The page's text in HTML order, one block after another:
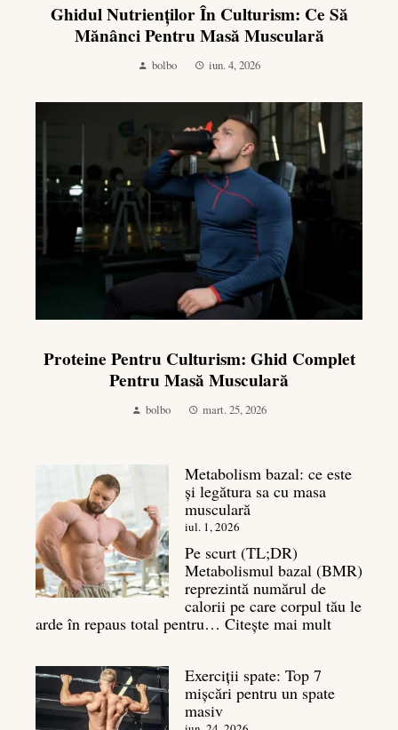
Ghidul Nutrienților În Culturism: Ce Să
Mănânci Pentru Masă Musculară
bolbo iun. 4, 2026
Proteine Pentru Culturism: Ghid Complet
Pentru Masă Musculară
bolbo mart. 25, 2026
Metabolism bazal: ce este
și legătura sa cu masa
musculară
iul. 1, 2026
Pe scurt (TL;DR)
Metabolismul bazal (BMR)
reprezintă numărul de
calorii pe care corpul tău le
arde în repaus total pentru… Citește mai mult:
este
Exerciții spate: Top 7
mișcări pentru un spate
masiv